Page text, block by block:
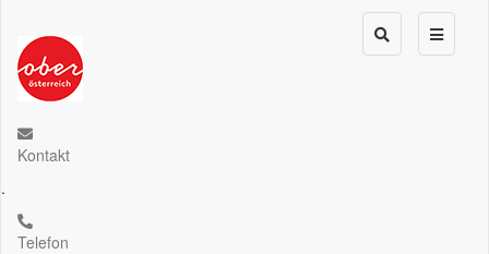
Kontakt
.
Telefon